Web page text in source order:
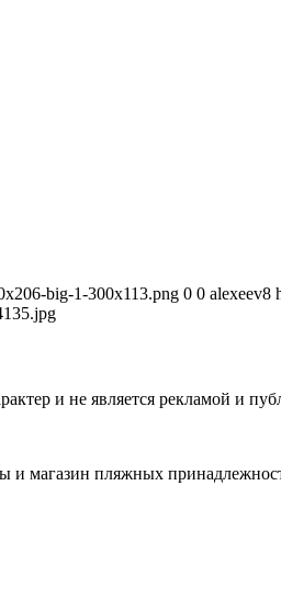
big-1-300x113.png 0 0 alexeev8
и не является рекламой и
магазин пляжных